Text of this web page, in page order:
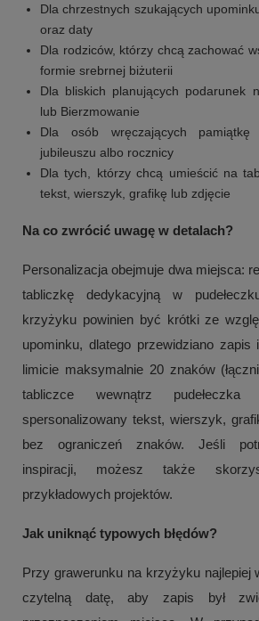
Dla chrzestnych szukających
oraz daty
Dla rodziców, którzy chcą zachować
formie srebrnej biżuterii
Dla bliskich planujących podarunek
lub Bierzmowanie
Dla osób wręczających
jubileuszu albo rocznicy
Dla tych, którzy chcą umieścić na
tekst, wierszyk, grafikę lub zdjęcie
Na co zwrócić uwagę w detalach?
Personalizacja obejmuje dwa miejsca:
tabliczkę dedykacyjną w
krzyżyku powinien być krótki ze
upominku, dlatego przewidziano
limicie maksymalnie 20 znaków
tabliczce wewnątrz pudełeczka
spersonalizowany tekst, wierszyk,
bez ograniczeń znaków. Jeśli
inspiracji, możesz także
przykładowych projektów.
Jak uniknąć typowych błędów?
Przy grawerunku na krzyżyku najlepiej
czytelną datę, aby zapis był